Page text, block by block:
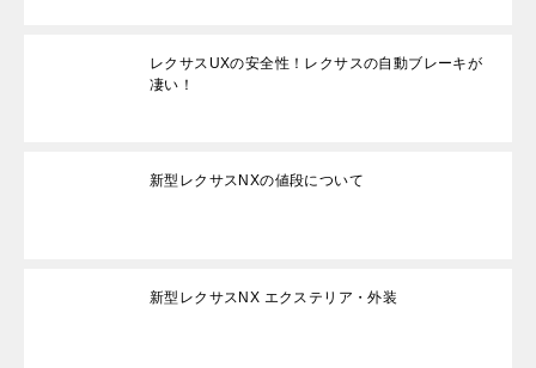
レクサスUXの安全性！レクサスの自動ブレーキが
凄い！
新型レクサスNXの値段について
新型レクサスNX エクステリア・外装